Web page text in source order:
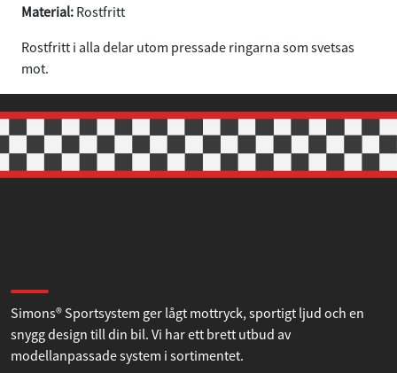
Material: Rostfritt
Rostfritt i alla delar utom pressade ringarna som svetsas
mot.
Om Simons
Simons® Sportsystem ger lågt mottryck, sportigt ljud och en